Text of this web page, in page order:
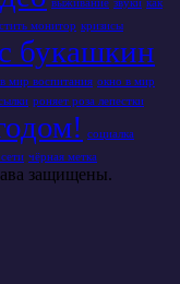
выживание звуки как
монитор кризисы
букашкин
мир воспитания окно в мир
роняет роза лепестки
социалка
чёрная метка
защищены.